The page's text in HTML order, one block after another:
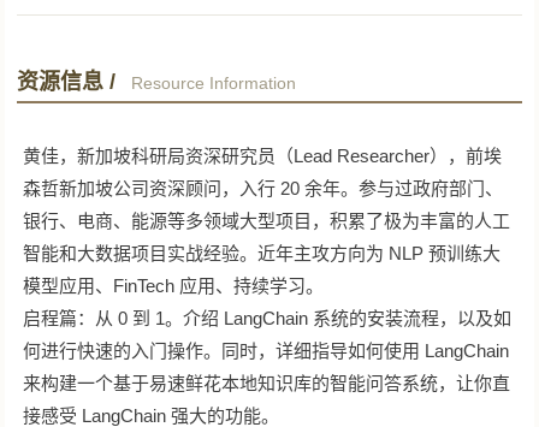
资源信息 / Resource Information
黄佳，新加坡科研局资深研究员（Lead Researcher），前埃
森哲新加坡公司资深顾问，入行 20 余年。参与过政府部门、
银行、电商、能源等多领域大型项目，积累了极为丰富的人工
智能和大数据项目实战经验。近年主攻方向为 NLP 预训练大
模型应用、FinTech 应用、持续学习。
启程篇：从 0 到 1。介绍 LangChain 系统的安装流程，以及如
何进行快速的入门操作。同时，详细指导如何使用 LangChain
来构建一个基于易速鲜花本地知识库的智能问答系统，让你直
接感受 LangChain 强大的功能。